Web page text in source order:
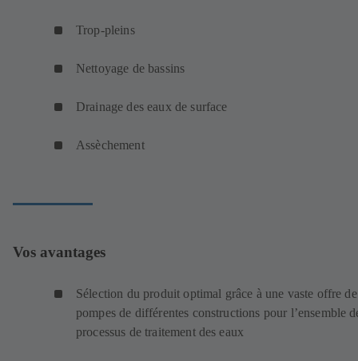
Trop-pleins
Nettoyage de bassins
Drainage des eaux de surface
Assèchement
Vos avantages
Sélection du produit optimal grâce à une vaste offre de
pompes de différentes constructions pour l’ensemble
processus de traitement des eaux